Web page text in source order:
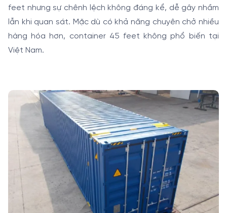
feet nhưng sự chênh lệch không đáng kể, dễ gây nhầm
lẫn khi quan sát. Mặc dù có khả năng chuyên chở nhiều
hàng hóa hơn, container 45 feet không phổ biến tại
Việt Nam.